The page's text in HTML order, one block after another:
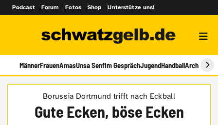
Podcast Forum Fotos Shop Unterstütze uns!
MännerFrauenAmasUnsa SenfIm GesprächJugendHandballArchiv
Borussia Dortmund trifft nach Eckball
Gute Ecken, böse Ecken